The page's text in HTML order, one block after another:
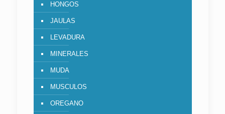
HONGOS
JAULAS
LEVADURA
MINERALES
MUDA
MUSCULOS
OREGANO